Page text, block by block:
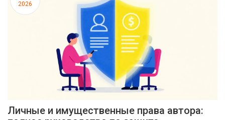
2026
Личные и имущественные права автора: